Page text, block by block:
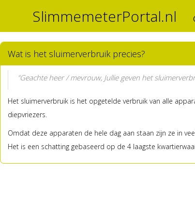
SlimmemeterPortal.nl
Wat is het sluimerverbruik precies?
"Geachte heer / mevrouw, Jullie geven het
Het sluimerverbruik is het opgetelde verbruik van alle
diepvriezers.
Omdat deze apparaten de hele dag aan staan zijn ze in
Het is een schatting gebaseerd op de 4 laagste